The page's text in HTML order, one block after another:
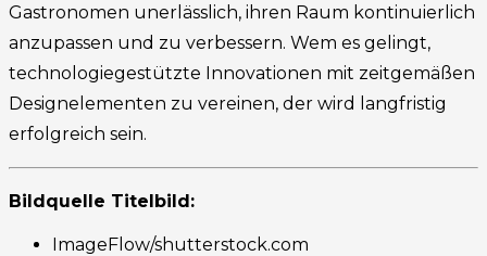
Gastronomen unerlässlich, ihren Raum kontinuierlich
anzupassen und zu verbessern. Wem es gelingt,
technologiegestützte Innovationen mit zeitgemäßen
Designelementen zu vereinen, der wird langfristig
erfolgreich sein.
Bildquelle Titelbild:
ImageFlow/shutterstock.com